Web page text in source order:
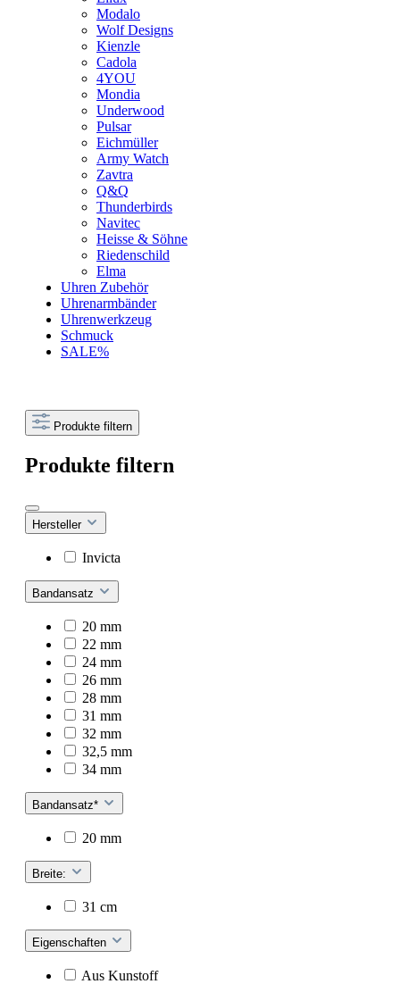
Modalo
Wolf Designs
Kienzle
Cadola
4YOU
Mondia
Underwood
Pulsar
Eichmüller
Army Watch
Zavtra
Q&Q
Thunderbirds
Navitec
Heisse & Söhne
Riedenschild
Elma
Uhren Zubehör
Uhrenarmbänder
Uhrenwerkzeug
Schmuck
SALE%
Produkte filtern
Produkte filtern
Hersteller
Invicta
Bandansatz
20 mm
22 mm
24 mm
26 mm
28 mm
31 mm
32 mm
32,5 mm
34 mm
Bandansatz*
20 mm
Breite:
31 cm
Eigenschaften
Aus Kunstoff